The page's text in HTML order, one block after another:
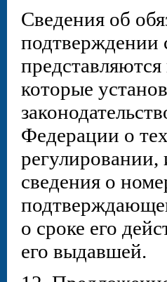
Сведения об
подтверждении
которые
Федерации о
сведения о
о сроке его
его выдавшей.